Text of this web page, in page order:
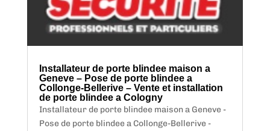
Installateur de porte blindee maison a
Geneve – Pose de porte blindee a
Collonge-Bellerive – Vente et installation
de porte blindee a Cologny
Installateur de porte blindee maison a Geneve -
Pose de porte blindee a Collonge-Bellerive -